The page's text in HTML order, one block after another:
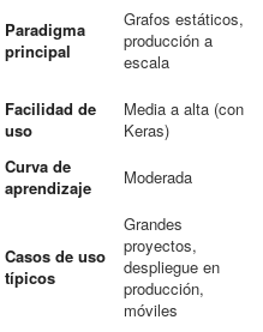
Paradigma
principal
Grafos estáticos,
producción a
escala
Facilidad de
uso
Media a alta (con
Keras)
Curva de
aprendizaje
Moderada
Casos de uso
típicos
Grandes
proyectos,
despliegue en
producción,
móviles